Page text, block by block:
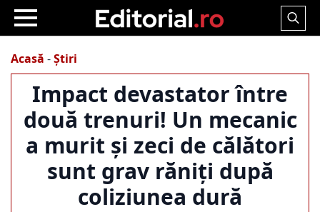
Search
Acasă -Știri
Impact devastator între
două trenuri! Un mecanic
a murit și zeci de călători
sunt grav răniți după
coliziunea dură